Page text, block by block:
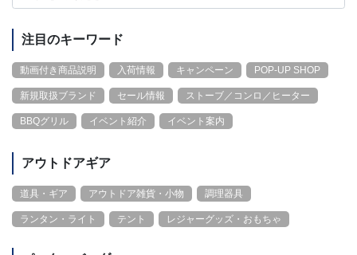
注目のキーワード
動画付き商品説明 入荷情報 キャンペーン POP-UP SHOP
新規取扱ブランド セール情報 ストーブ／コンロ／ヒーター
BBQグリル イベント紹介 イベント案内
アウトドアギア
道具・ギア アウトドア雑貨・小物 調理器具
ランタン・ライト テント レジャーグッズ・おもちゃ